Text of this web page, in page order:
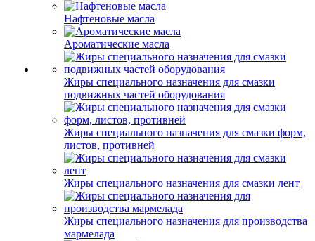
Нафтеновые масла
Ароматические масла
Жиры специального назначения для смазки
подвижных частей оборудования
Жиры специального назначения для смазки форм,
листов, противней
Жиры специального назначения для смазки лент
Жиры специального назначения для производства
мармелада